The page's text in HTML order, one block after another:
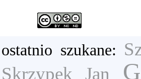
ostatnio szukane:
Skrzypek Jan